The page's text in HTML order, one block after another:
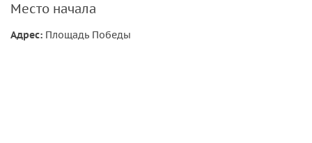
Место начала
Адрес: Площадь Победы